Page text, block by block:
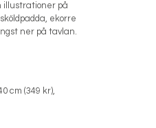
illustrationer på
ekorre
ner på tavlan.
cm (349 kr),